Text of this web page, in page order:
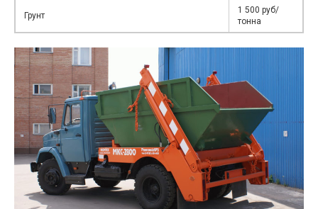
Грунт
1 500 руб/
тонна